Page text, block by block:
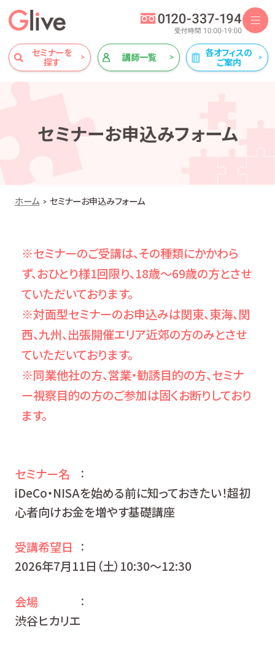
セミナーを
探す
講師一覧
各オフィスの
ご案内
セミナーお申込みフォーム
ホーム セミナーお申込みフォーム
※セミナーのご受講は、その種類にかかわら
ず、おひとり様1回限り、18歳～69歳の方とさせ
ていただいております。
※対面型セミナーのお申込みは関東、東海、関
西、九州、出張開催エリア近郊の方のみとさせ
ていただいております。
※同業他社の方、営業・勧誘目的の方、セミナ
ー視察目的の方のご参加は固くお断りしており
ます。
セミナー名 ：
iDeCo・NISAを始める前に知っておきたい！超初
心者向けお金を増やす基礎講座
受講希望日 ：
2026年7月11日（土）10:30〜12:30
会場 ：
渋谷ヒカリエ